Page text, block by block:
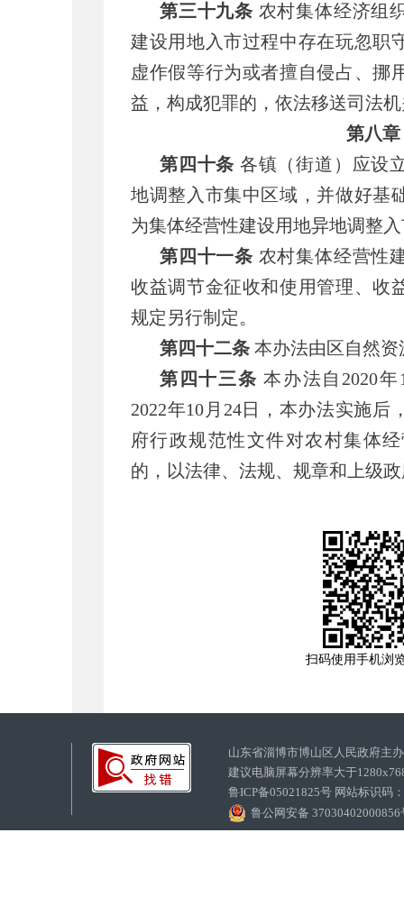
第三十九条 农村集体经济组
建设用地入市过程中存在玩忽职
虚作假等行为或者擅自侵占、挪
益，构成犯罪的，依法移送司法
第八章
第四十条 各镇（街道）应设
地调整入市集中区域，并做好基
为集体经营性建设用地异地调整
第四十一条 农村集体经营性
收益调节金征收和使用管理、收
规定另行制定。
第四十二条 本办法由区自然
第四十三条 本办法自2020
2022年10月24日，本办法实施
府行政规范性文件对农村集体
的，以法律、法规、规章和上级
扫码使用手机浏
山东省淄博市博山区人民政府
建议电脑屏幕分辨率大于
鲁ICP备05021825号 网站标识码
鲁公网安备 37030402000856